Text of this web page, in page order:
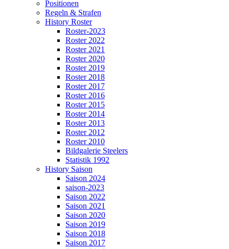
Positionen
Regeln & Strafen
History Roster
Roster-2023
Roster 2022
Roster 2021
Roster 2020
Roster 2019
Roster 2018
Roster 2017
Roster 2016
Roster 2015
Roster 2014
Roster 2013
Roster 2012
Roster 2010
Bildgalerie Steelers
Statistik 1992
History Saison
Saison 2024
saison-2023
Saison 2022
Saison 2021
Saison 2020
Saison 2019
Saison 2018
Saison 2017